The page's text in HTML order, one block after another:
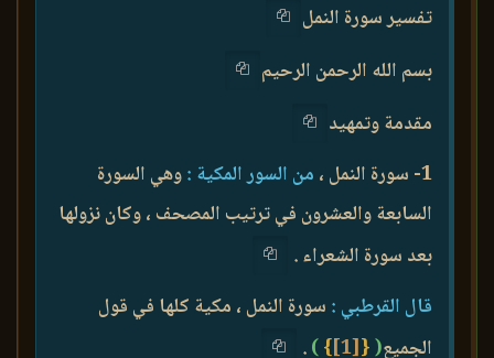
تفسير سورة النمل
بسم الله الرحمن الرحيم
مقدمة وتمهيد
1- سورة النمل ،
من السور المكية :وهي السورة
السابعة والعشرون في ترتيب المصحف ، وكان نزولها
بعد سورة الشعراء .
قال القرطبي : سورة النمل ، مكية كلها في قول
الجميع(
{
[1]
}
)
.